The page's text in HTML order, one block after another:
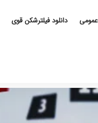
عمومی دانلود فیلترشکن قوی